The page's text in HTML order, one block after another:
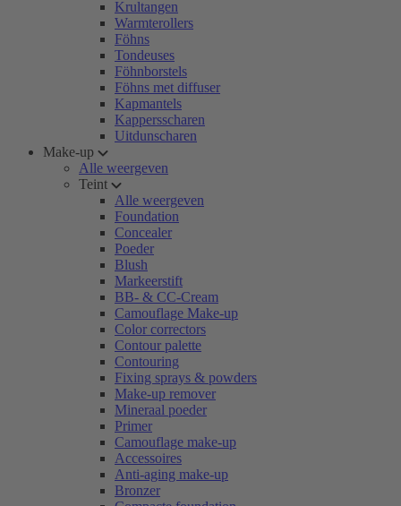
Krultangen
Warmterollers
Föhns
Tondeuses
Föhnborstels
Föhns met diffuser
Kapmantels
Kappersscharen
Uitdunscharen
Make-up
Alle weergeven
Teint
Alle weergeven
Foundation
Concealer
Poeder
Blush
Markeerstift
BB- & CC-Cream
Camouflage Make-up
Color correctors
Contour palette
Contouring
Fixing sprays & powders
Make-up remover
Mineraal poeder
Primer
Camouflage make-up
Accessoires
Anti-aging make-up
Bronzer